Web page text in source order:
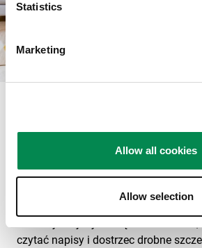
Statistics
Marketing
Allow all cookies
Allow selection
Optymalny rozmiar
telewizora do
pokoju
czytać napisy i dostrzec drobne